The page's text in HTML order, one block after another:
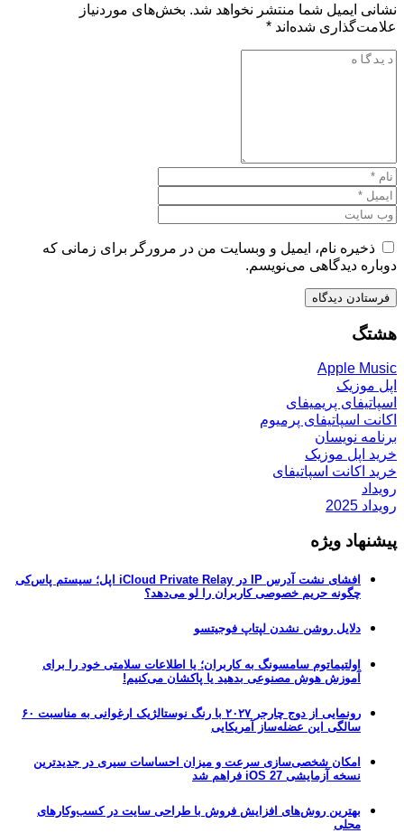
نشانی ایمیل شما منتشر نخواهد شد. بخش‌های موردنیاز
علامت‌گذاری شده‌اند *
ذخیره نام، ایمیل و وبسایت من در مرورگر برای زمانی که
دوباره دیدگاهی می‌نویسم.
هشتگ
Apple Music
اپل موزیک
اسپاتیفای پریمیفای
اکانت اسپاتیفای پرمیوم
برنامه نویسان
خرید اپل موزیک
خرید اکانت اسپاتیفای
رویداد
رویداد 2025
پیشنهاد ویژه
افشای نشت آدرس IP در iCloud Private Relay اپل؛ سیستم پاس‌کی
چگونه حریم خصوصی کاربران را لو می‌دهد؟
دلایل روشن نشدن لپتاپ فوجیتسو
اولتیماتوم سامسونگ به کاربران؛ یا اطلاعات سلامتی خود را برای
آموزش هوش مصنوعی بدهید یا پاکشان می‌کنیم!
رونمایی از دوج چارجر ۲۰۲۷ با رنگ نوستالژیک ارغوانی به مناسبت ۶۰
سالگی این عضله‌ساز آمریکایی
امکان شخصی‌سازی سرعت و میزان احساسات سیری در جدیدترین
نسخه آزمایشی iOS 27 فراهم شد
بهترین روش‌های افزایش فروش با طراحی سایت در کسب‌وکارهای
محلی